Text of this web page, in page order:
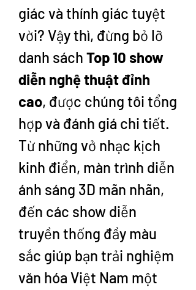
giác và thính giác tuyệt
vời? Vậy thì, đừng bỏ lỡ
danh sách Top 10 show
diễn nghệ thuật đỉnh
cao, được chúng tôi tổng
hợp và đánh giá chi tiết.
Từ những vở nhạc kịch
kinh điển, màn trình diễn
ánh sáng 3D mãn nhãn,
đến các show diễn
truyền thống đầy màu
sắc giúp bạn trải nghiệm
văn hóa Việt Nam một